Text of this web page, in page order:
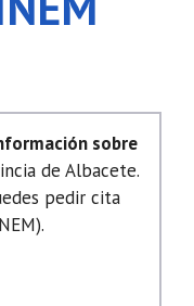
sobre
de Albacete.
pedir cita